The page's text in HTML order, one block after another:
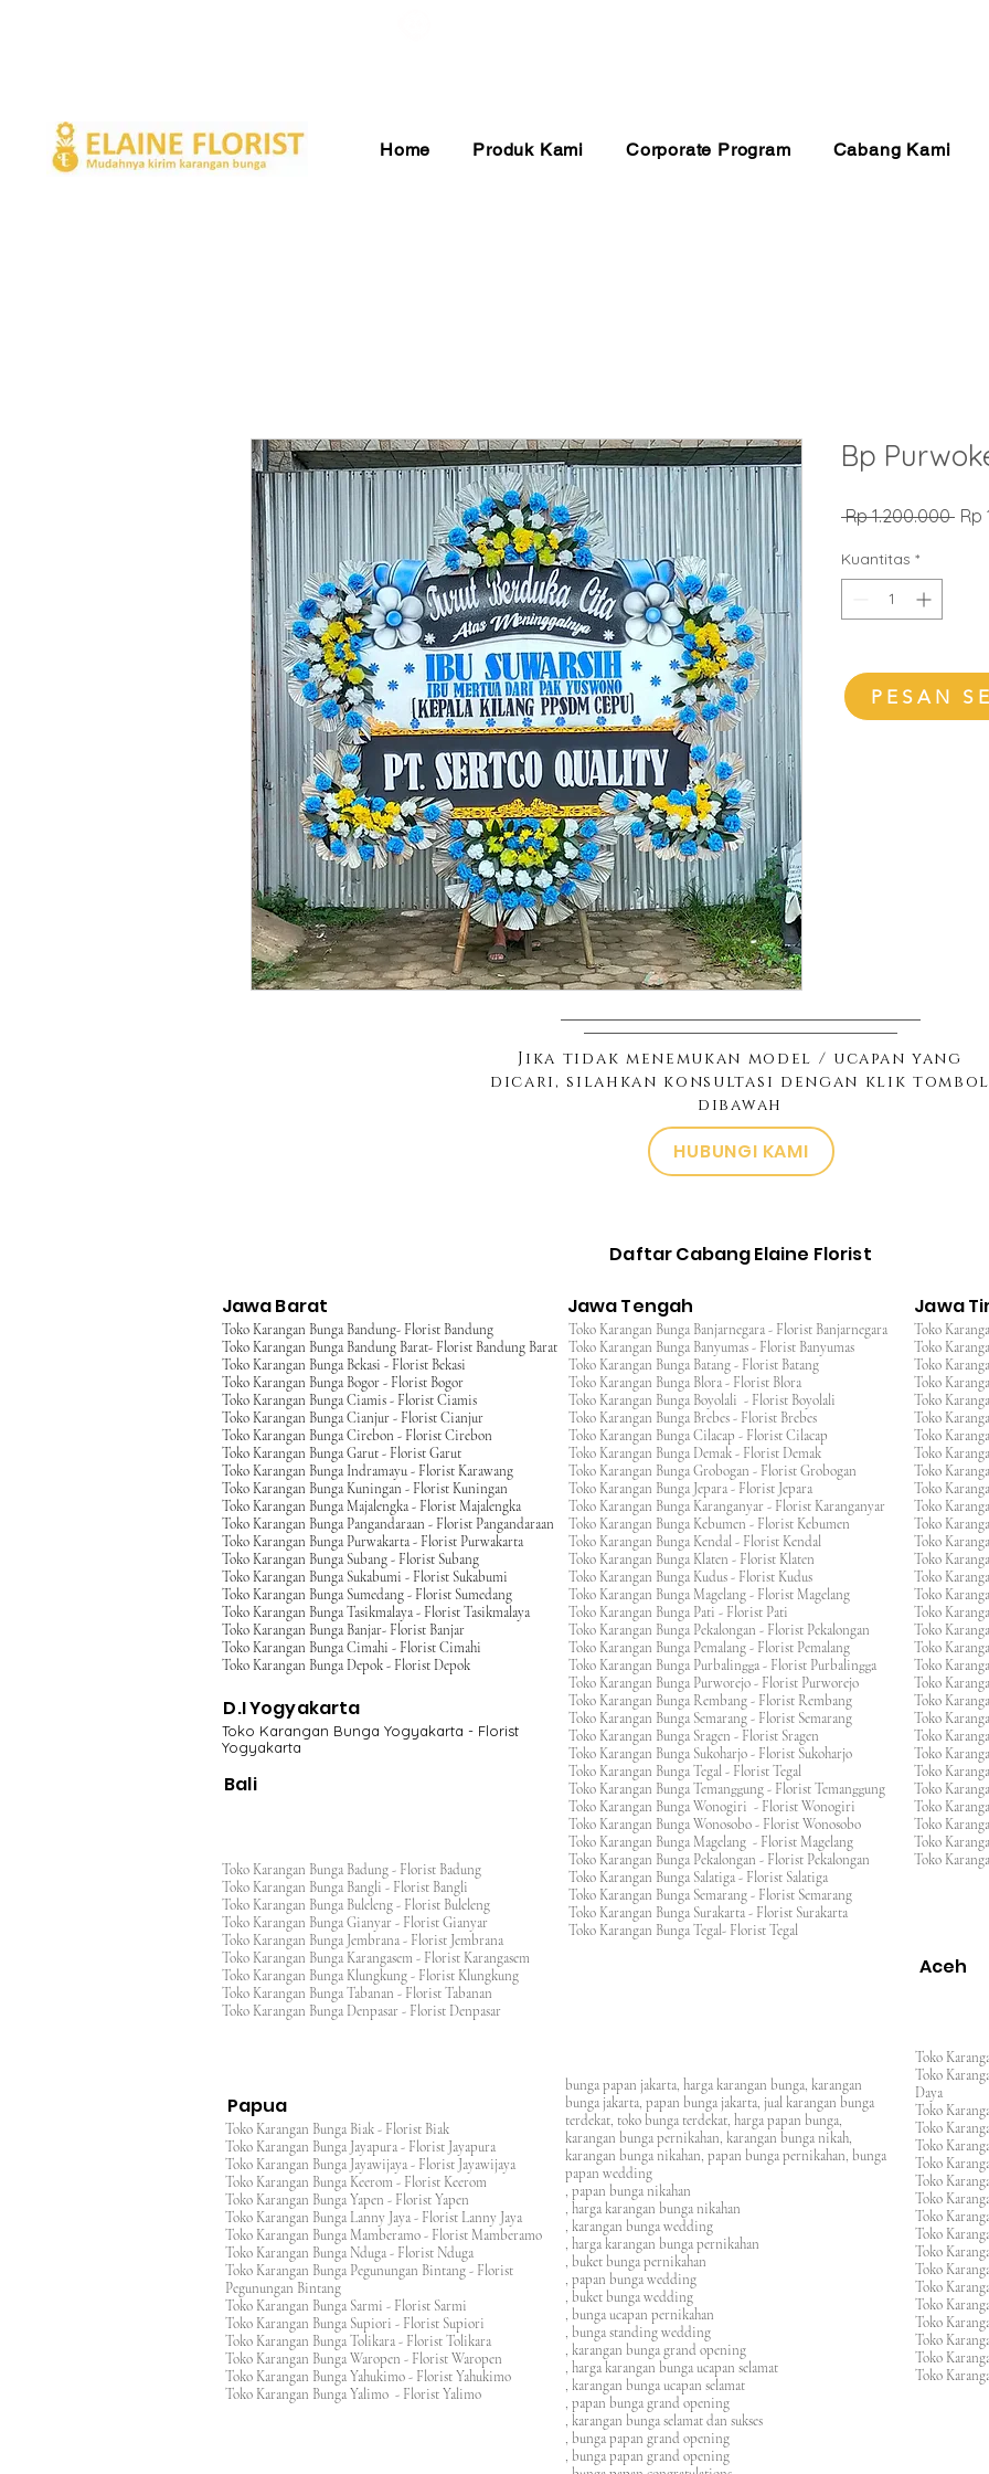
Home Produk Kami Corporate Program Cabang Kami
Bp
Rp 1.200.000 Rp
Kuantitas *
PESAN
Jika tidak menemukan model / ucapan yang
dicari, silahkan konsultasi dengan klik tombol
dibawah
HUBUNGI KAMI
Daftar Cabang Elaine Florist
Jawa Barat Jawa Tengah Jawa
Toko Karangan Bunga Bandung- Florist Bandung
Toko Karangan Bunga Bandung Barat- Florist Bandung Barat
Toko Karangan Bunga Bekasi - Florist Bekasi
Toko Karangan Bunga Bogor - Florist Bogor
Toko Karangan Bunga Ciamis - Florist Ciamis
Toko Karangan Bunga Cianjur - Florist Cianjur
Toko Karangan Bunga Cirebon - Florist Cirebon
Toko Karangan Bunga Garut - Florist Garut
Toko Karangan Bunga Indramayu - Florist Karawang
Toko Karangan Bunga Kuningan - Florist Kuningan
Toko Karangan Bunga Majalengka - Florist Majalengka
Toko Karangan Bunga Pangandaraan - Florist Pangandaraan
Toko Karangan Bunga Purwakarta - Florist Purwakarta
Toko Karangan Bunga Subang - Florist Subang
Toko Karangan Bunga Sukabumi - Florist Sukabumi
Toko Karangan Bunga Sumedang - Florist Sumedang
Toko Karangan Bunga Tasikmalaya - Florist Tasikmalaya
Toko Karangan Bunga Banjar- Florist Banjar
Toko Karangan Bunga Cimahi - Florist Cimahi
Toko Karangan Bunga Depok - Florist Depok
D.I Yogyakarta
Toko Karangan Bunga Yogyakarta - Florist
Yogyakarta
Bali
Toko Karangan Bunga Badung - Florist Badung
Toko Karangan Bunga Bangli - Florist Bangli
Toko Karangan Bunga Buleleng - Florist Buleleng
Toko Karangan Bunga Gianyar - Florist Gianyar
Toko Karangan Bunga Jembrana - Florist Jembrana
Toko Karangan Bunga Karangasem - Florist Karangasem
Toko Karangan Bunga Klungkung - Florist Klungkung
Toko Karangan Bunga Tabanan - Florist Tabanan
Toko Karangan Bunga Denpasar - Florist Denpasar
Toko Karangan Bunga Banjarnegara - Florist Banjarnegara
Toko Karangan Bunga Banyumas - Florist Banyumas
Toko Karangan Bunga Batang - Florist Batang
Toko Karangan Bunga Blora - Florist Blora
Toko Karangan Bunga Boyolali - Florist Boyolali
Toko Karangan Bunga Brebes - Florist Brebes
Toko Karangan Bunga Cilacap - Florist Cilacap
Toko Karangan Bunga Demak - Florist Demak
Toko Karangan Bunga Grobogan - Florist Grobogan
Toko Karangan Bunga Jepara - Florist Jepara
Toko Karangan Bunga Karanganyar - Florist Karanganyar
Toko Karangan Bunga Kebumen - Florist Kebumen
Toko Karangan Bunga Kendal - Florist Kendal
Toko Karangan Bunga Klaten - Florist Klaten
Toko Karangan Bunga Kudus - Florist Kudus
Toko Karangan Bunga Magelang - Florist Magelang
Toko Karangan Bunga Pati - Florist Pati
Toko Karangan Bunga Pekalongan - Florist Pekalongan
Toko Karangan Bunga Pemalang - Florist Pemalang
Toko Karangan Bunga Purbalingga - Florist Purbalingga
Toko Karangan Bunga Purworejo - Florist Purworejo
Toko Karangan Bunga Rembang - Florist Rembang
Toko Karangan Bunga Semarang - Florist Semarang
Toko Karangan Bunga Sragen - Florist Sragen
Toko Karangan Bunga Sukoharjo - Florist Sukoharjo
Toko Karangan Bunga Tegal - Florist Tegal
Toko Karangan Bunga Temanggung - Florist Temanggung
Toko Karangan Bunga Wonogiri - Florist Wonogiri
Toko Karangan Bunga Wonosobo - Florist Wonosobo
Toko Karangan Bunga Magelang - Florist Magelang
Toko Karangan Bunga Pekalongan - Florist Pekalongan
Toko Karangan Bunga Salatiga - Florist Salatiga
Toko Karangan Bunga Semarang - Florist Semarang
Toko Karangan Bunga Surakarta - Florist Surakarta
Toko Karangan Bunga Tegal- Florist Tegal
Toko
Toko
Toko
Toko
Toko
Toko
Toko
Toko
Toko
Toko
Toko
Toko
Toko
Toko
Toko
Toko
Toko
Toko
Toko
Toko
Toko
Toko
Toko
Toko
Toko
Toko
Toko
Toko
Toko
Toko
Toko
Aceh
Papua
Toko Karangan Bunga Biak - Florist Biak
Toko Karangan Bunga Jayapura - Florist Jayapura
Toko Karangan Bunga Jayawijaya - Florist Jayawijaya
Toko Karangan Bunga Keerom - Florist Keerom
Toko Karangan Bunga Yapen - Florist Yapen
Toko Karangan Bunga Lanny Jaya - Florist Lanny Jaya
Toko Karangan Bunga Mamberamo - Florist Mamberamo
Toko Karangan Bunga Nduga - Florist Nduga
Toko Karangan Bunga Pegunungan Bintang - Florist
Pegunungan Bintang
Toko Karangan Bunga Sarmi - Florist Sarmi
Toko Karangan Bunga Supiori - Florist Supiori
Toko Karangan Bunga Tolikara - Florist Tolikara
Toko Karangan Bunga Waropen - Florist Waropen
Toko Karangan Bunga Yahukimo - Florist Yahukimo
Toko Karangan Bunga Yalimo - Florist Yalimo
bunga papan jakarta, harga karangan bunga, karangan
bunga jakarta, papan bunga jakarta, jual karangan bunga
terdekat, toko bunga terdekat, harga papan bunga,
karangan bunga pernikahan, karangan bunga nikah,
karangan bunga nikahan, papan bunga pernikahan, bunga
papan wedding
, papan bunga nikahan
, harga karangan bunga nikahan
, karangan bunga wedding
, harga karangan bunga pernikahan
, buket bunga pernikahan
, papan bunga wedding
, buket bunga wedding
, bunga ucapan pernikahan
, bunga standing wedding
, karangan bunga grand opening
, harga karangan bunga ucapan selamat
, karangan bunga ucapan selamat
, papan bunga grand opening
, karangan bunga selamat dan sukses
, bunga papan grand opening
, bunga papan grand opening
Toko
Toko
Daya
Toko
Toko
Toko
Toko
Toko
Toko
Toko
Toko
Toko
Toko
Toko
Toko
Toko
Toko
Toko
Toko